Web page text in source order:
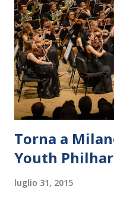
Torna a
Youth
luglio 31, 2015